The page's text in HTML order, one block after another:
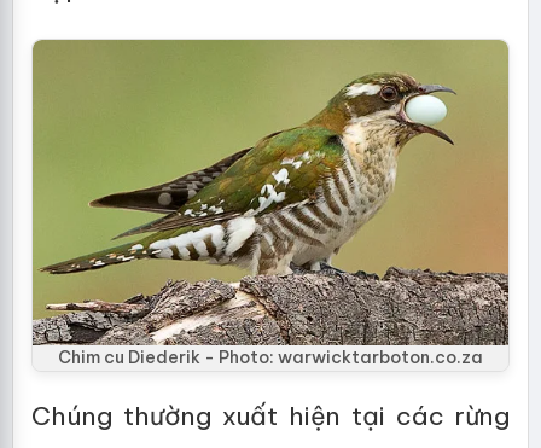
Chim cu Diederik - Photo: warwicktarboton.co.za
Chúng thường xuất hiện tại các rừng